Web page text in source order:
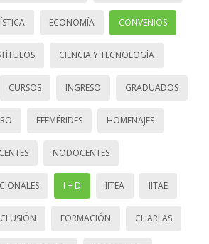
ECONOMÍA CONVENIOS
CIENCIA Y TECNOLOGÍA
CURSOS INGRESO GRADUADOS
EFEMÉRIDES HOMENAJES
NODOCENTES
I + D IITEA IITAE
FORMACIÓN CHARLAS